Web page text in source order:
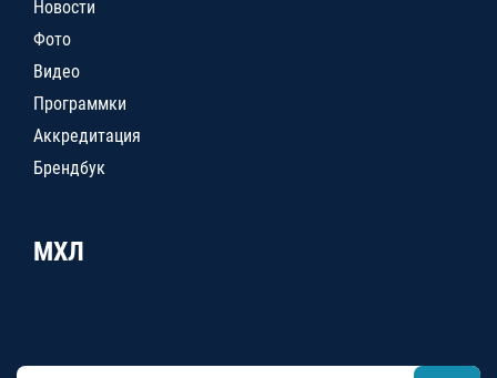
Новости
Фото
Видео
Программки
Аккредитация
Брендбук
МХЛ